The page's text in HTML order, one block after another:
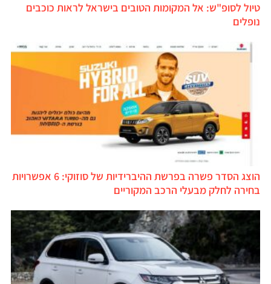
טיול לסופ"ש: אל המקומות הטובים בישראל לראות כוכבים
נופלים
הוצג הסדר פשרה בפרשת ההיברידיות של סוזוקי: 6 אפשרויות
בחירה לחלק מבעלי הרכב המקוריים